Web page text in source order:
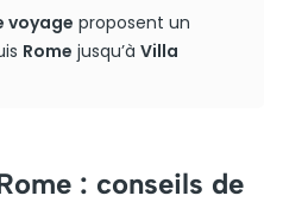
voyage proposent un
Rome jusqu’à Villa
: conseils de